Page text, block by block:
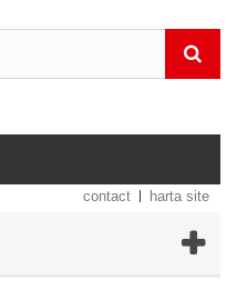
contact harta site